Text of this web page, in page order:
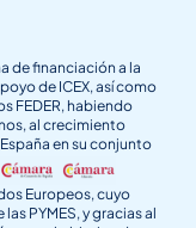
de financiación a la
de ICEX, así como
FEDER, habiendo
al crecimiento
en su conjunto
Europeos, cuyo
PYMES, y gracias al